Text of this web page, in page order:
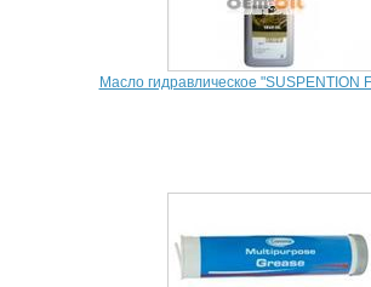
Масло гидравлическое "SUSPENTION